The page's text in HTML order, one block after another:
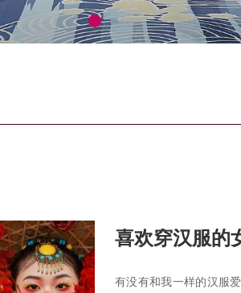
喜欢穿汉服的
有没有和我一样的汉服